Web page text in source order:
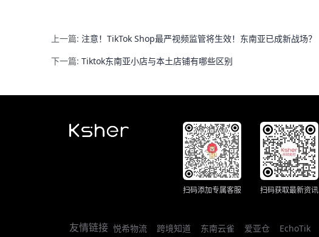
上一篇: 注意！TikTok Shop最严视频监管将生效！东南亚已成新战场？
下一篇: Tiktok东南亚小店与本土店铺有哪些区别
扫码添加专属客服 扫码获取最新资讯
友情链接 悦希物流 跨境知道 东南云雀 爱亚仓 EchoTik